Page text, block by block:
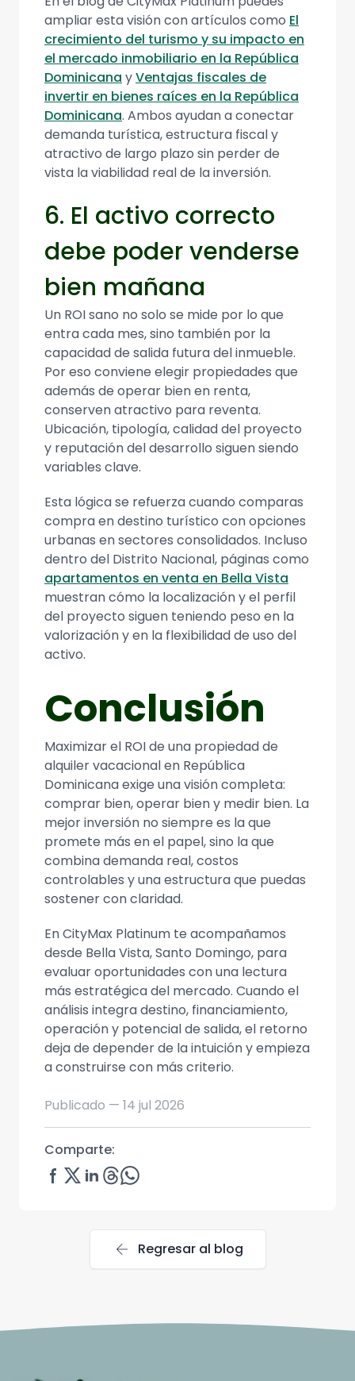
ampliar esta visión con artículos como El
crecimiento del turismo y su impacto en
el mercado inmobiliario en la República
Dominicana yVentajas fiscales de
invertir en bienes raíces en la República
Dominicana. Ambos ayudan a conectar
demanda turística, estructura fiscal y
atractivo de largo plazo sin perder de
vista la viabilidad real de la inversión.
6. El activo correcto
debe poder venderse
bien mañana
Un ROI sano no solo se mide por lo que
entra cada mes, sino también por la
capacidad de salida futura del inmueble.
Por eso conviene elegir propiedades que
además de operar bien en renta,
conserven atractivo para reventa.
Ubicación, tipología, calidad del proyecto
y reputación del desarrollo siguen siendo
variables clave.
Esta lógica se refuerza cuando comparas
compra en destino turístico con opciones
urbanas en sectores consolidados. Incluso
dentro del Distrito Nacional, páginas como
apartamentos en venta en Bella Vista
muestran cómo la localización y el perfil
del proyecto siguen teniendo peso en la
valorización y en la flexibilidad de uso del
activo.
Conclusión
Maximizar el ROI de una propiedad de
alquiler vacacional en República
Dominicana exige una visión completa:
comprar bien, operar bien y medir bien. La
mejor inversión no siempre es la que
promete más en el papel, sino la que
combina demanda real, costos
controlables y una estructura que puedas
sostener con claridad.
En CityMax Platinum te acompañamos
desde Bella Vista, Santo Domingo, para
evaluar oportunidades con una lectura
más estratégica del mercado. Cuando el
análisis integra destino, financiamiento,
operación y potencial de salida, el retorno
deja de depender de la intuición y empieza
a construirse con más criterio.
Publicado — 14 jul 2026
Comparte:
arrow_back Regresar al blog